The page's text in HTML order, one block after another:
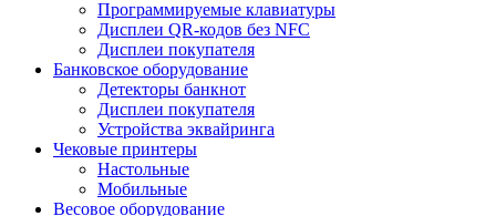
Программируемые клавиатуры
Дисплеи QR-кодов без NFC
Дисплеи покупателя
Банковское оборудование
Детекторы банкнот
Дисплеи покупателя
Устройства эквайринга
Чековые принтеры
Настольные
Мобильные
Весовое оборудование